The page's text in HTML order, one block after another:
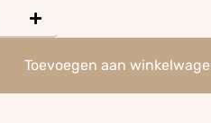
Toevoegen aan